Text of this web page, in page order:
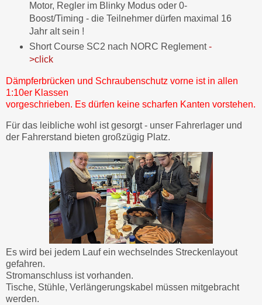
Motor, Regler im Blinky Modus oder 0-
Boost/Timing - die Teilnehmer dürfen maximal 16
Jahr alt sein !
Short Course SC2 nach NORC Reglement-
>click
Dämpferbrücken und Schraubenschutz vorne ist in allen
1:10er Klassen
vorgeschrieben. Es dürfen keine scharfen Kanten vorstehen.
Für das leibliche wohl ist gesorgt - unser Fahrerlager und
der Fahrerstand bieten großzügig Platz.
Es wird bei jedem Lauf ein wechselndes Streckenlayout
gefahren.
Stromanschluss ist vorhanden.
Tische, Stühle, Verlängerungskabel müssen mitgebracht
werden.